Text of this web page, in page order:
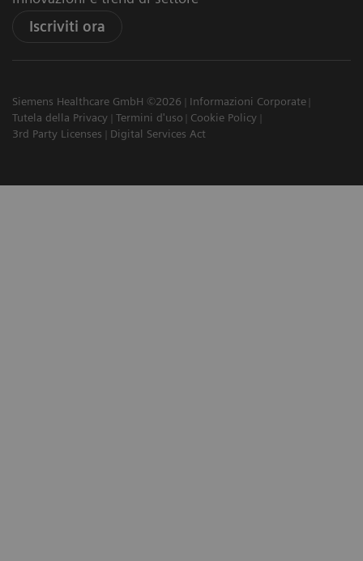
Iscriviti ora
Siemens Healthcare GmbH ©2026
Informazioni Corporate
Tutela della Privacy
Termini d'uso
Cookie Policy
3rd Party Licenses
Digital Services Act